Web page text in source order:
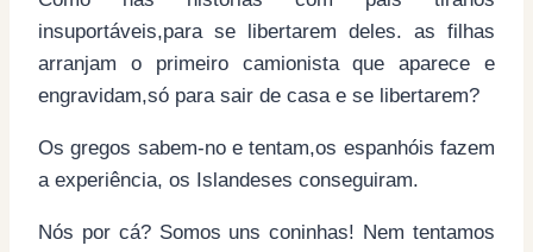
insuportáveis,para se libertarem deles. as filhas
arranjam o primeiro camionista que aparece e
engravidam,só para sair de casa e se libertarem?
Os gregos sabem-no e tentam,os espanhóis fazem
a experiência, os Islandeses conseguiram.
Nós por cá? Somos uns coninhas! Nem tentamos